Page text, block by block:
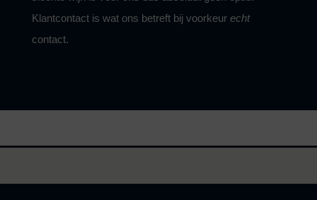
Klantcontact is wat ons betreft bij voorkeur echt
contact.